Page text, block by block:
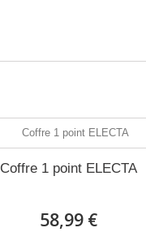
Coffre 1 point ELECTA
58,99 €